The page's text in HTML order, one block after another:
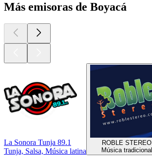
Más emisoras de Boyacá
La Sonora Tunja 89.1
Tunja, Salsa, Música latina
ROBLE STEREO
Música tradicional